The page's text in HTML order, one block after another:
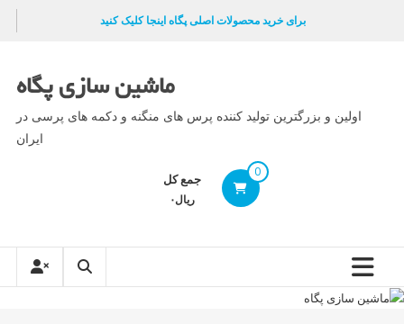
برای خرید محصولات اصلی پگاه اینجا کلیک کنید
ماشین سازی پگاه
اولین و بزرگترین تولید کننده پرس های منگنه و دکمه های پرسی در
ایران
0 جمع کل
ریال۰